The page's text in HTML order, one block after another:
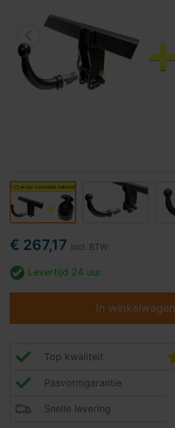
€ 267,17 incl. BTW
Levertijd 24 uur
In winkelwagen
Top kwaliteit
Pasvormgarantie
Snelle levering